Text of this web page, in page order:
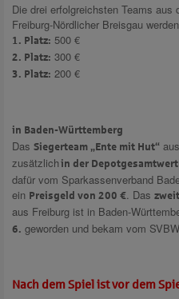
Die drei erfolgreichsten Teams
Freiburg-Nördlicher Breisgau
1. Platz: 500 €
2. Platz: 300 €
3. Platz: 200 €
in Baden-Württemberg
Das Siegerteam „Ente mit Hut“
zusätzlichin der
dafür vom Sparkassenverband
ein Preisgeld von 200 € . Das
aus Freiburg ist in Baden-
6. geworden und bekam vom
Nach dem Spiel ist vor dem